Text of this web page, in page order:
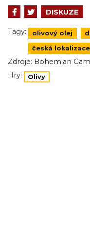
DISKUZE
Tagy: olivový olej
česká lokalizace
Zdroje: Bohemian
Hry:
Olivy